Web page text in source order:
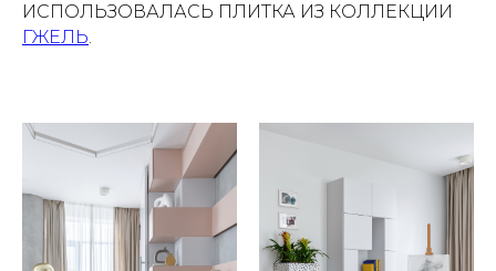
ИСПОЛЬЗОВАЛАСЬ ПЛИТКА ИЗ КОЛЛЕКЦИИ
ГЖЕЛЬ.